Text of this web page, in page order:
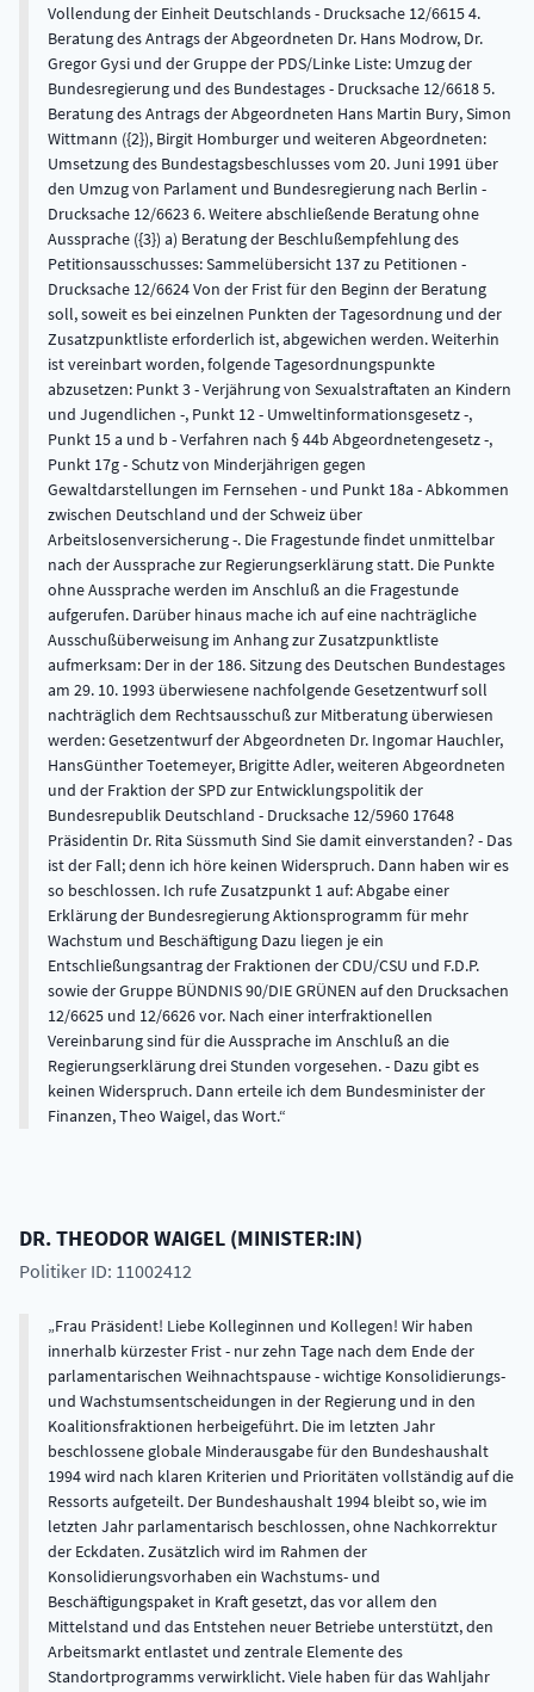
Vollendung der Einheit Deutschlands - Drucksache 12/6615 4.
Beratung des Antrags der Abgeordneten Dr. Hans Modrow, Dr.
Gregor Gysi und der Gruppe der PDS/Linke Liste: Umzug der
Bundesregierung und des Bundestages - Drucksache 12/6618 5.
Beratung des Antrags der Abgeordneten Hans Martin Bury, Simon
Wittmann ({2}), Birgit Homburger und weiteren Abgeordneten:
Umsetzung des Bundestagsbeschlusses vom 20. Juni 1991 über
den Umzug von Parlament und Bundesregierung nach Berlin -
Drucksache 12/6623 6. Weitere abschließende Beratung ohne
Aussprache ({3}) a) Beratung der Beschlußempfehlung des
Petitionsausschusses: Sammelübersicht 137 zu Petitionen -
Drucksache 12/6624 Von der Frist für den Beginn der Beratung
soll, soweit es bei einzelnen Punkten der Tagesordnung und der
Zusatzpunktliste erforderlich ist, abgewichen werden. Weiterhin
ist vereinbart worden, folgende Tagesordnungspunkte
abzusetzen: Punkt 3 - Verjährung von Sexualstraftaten an Kindern
und Jugendlichen -, Punkt 12 - Umweltinformationsgesetz -,
Punkt 15 a und b - Verfahren nach § 44b Abgeordnetengesetz -,
Punkt 17g - Schutz von Minderjährigen gegen
Gewaltdarstellungen im Fernsehen - und Punkt 18a - Abkommen
zwischen Deutschland und der Schweiz über
Arbeitslosenversicherung -. Die Fragestunde findet unmittelbar
nach der Aussprache zur Regierungserklärung statt. Die Punkte
ohne Aussprache werden im Anschluß an die Fragestunde
aufgerufen. Darüber hinaus mache ich auf eine nachträgliche
Ausschußüberweisung im Anhang zur Zusatzpunktliste
aufmerksam: Der in der 186. Sitzung des Deutschen Bundestages
am 29. 10. 1993 überwiesene nachfolgende Gesetzentwurf soll
nachträglich dem Rechtsausschuß zur Mitberatung überwiesen
werden: Gesetzentwurf der Abgeordneten Dr. Ingomar Hauchler,
HansGünther Toetemeyer, Brigitte Adler, weiteren Abgeordneten
und der Fraktion der SPD zur Entwicklungspolitik der
Bundesrepublik Deutschland - Drucksache 12/5960 17648
Präsidentin Dr. Rita Süssmuth Sind Sie damit einverstanden? - Das
ist der Fall; denn ich höre keinen Widerspruch. Dann haben wir es
so beschlossen. Ich rufe Zusatzpunkt 1 auf: Abgabe einer
Erklärung der Bundesregierung Aktionsprogramm für mehr
Wachstum und Beschäftigung Dazu liegen je ein
Entschließungsantrag der Fraktionen der CDU/CSU und F.D.P.
sowie der Gruppe BÜNDNIS 90/DIE GRÜNEN auf den Drucksachen
12/6625 und 12/6626 vor. Nach einer interfraktionellen
Vereinbarung sind für die Aussprache im Anschluß an die
Regierungserklärung drei Stunden vorgesehen. - Dazu gibt es
keinen Widerspruch. Dann erteile ich dem Bundesminister der
Finanzen, Theo Waigel, das Wort.
DR.THEODORWAIGEL (MINISTER:IN)
Politiker ID: 11002412
Frau Präsident! Liebe Kolleginnen und Kollegen! Wir haben innerhalb kürzester Frist - nur zehn Tage nach dem Ende der parlamentarischen Weihnachtspause - wichtige Konsolidierungs- und Wachstumsentscheidungen in der Regierung und in den Koalitionsfraktionen herbeigeführt. Die im letzten Jahr beschlossene globale Minderausgabe für den Bundeshaushalt 1994 wird nach klaren Kriterien und Prioritäten vollständig auf die Ressorts aufgeteilt. Der Bundeshaushalt 1994 bleibt so, wie im letzten Jahr parlamentarisch beschlossen, ohne Nachkorrektur der Eckdaten. Zusätzlich wird im Rahmen der Konsolidierungsvorhaben ein Wachstums- und Beschäftigungspaket in Kraft gesetzt, das vor allem den Mittelstand und das Entstehen neuer Betriebe unterstützt, den Arbeitsmarkt entlastet und zentrale Elemente des Standortprogramms verwirklicht. Viele haben für das Wahljahr 1994 Stillstand und Lähmung in der Politik prophezeit. Das akzeptieren wir nicht. Wir stellen uns auch in diesem Jahr jeder Aufgabe, weil wir die Verantwortung für Deutschland tragen wollen und auch tragen werden. ({0}) Weil wir Verantwortung für die Zukunft tragen, enthalten die jüngsten Beschlüsse keinerlei Wahlgeschenke und kein Nachgeben bei den Konsolidierungsanstrengungen. ({1}) Was wir jetzt zusätzlich für Wachstum und Beschäftigung unternehmen, ist in der Vorsorge für die Zukunft kein haushaltsbelastendes Strohfeuerprogramm. Es geht vielmehr um wichtige Wachstumsinitiativen, die auch für die kommenden Jahre Bestand und Wirkung haben werden. Konsolidierung und Wachstumsförderung gehören untrennbar zusammen. Bei dieser Aufgabe gibt es keine Arbeitsteilung, sondern nur ein Miteinander des Wirtschafts- und Finanzressorts. Das Aktionsprogramm für Wachstum und Beschäftigung haben wir gemeinsam aufgestellt, und wir werden es gemeinsam verwirklichen. Ein Schwerpunkt unseres Programms ist die zusätzliche Unterstützung für den Mittelstand und für diejenigen, die bereit sind, Risiken zu tragen und Innovationen am Markt durchzusetzen. Zu diesem Zweck verwirklichen wir eine Vielzahl von Maßnahmen. Um im Bereich der Innovationsförderung mittelständischer Unternehmen zusätzliche Investitionen anzustoßen, wird die Kreditanstalt für Wiederaufbau ein neues Programm zur Förderung risikoreicher innovativer Unternehmensgründungen sowie zur Förderung von Forschung, Entwicklung und Innovation für ausgewählte Förderbereiche auflegen. Damit können wir in drei bis vier Jahren innovative Projekte von insgesamt einigen Milliarden DM anstoßen. Darüber hinaus werden die Fördermöglichkeiten bestehender ERP-Programme zur verstärkten Berücksichtigung des industriellen Mittelstandes und in den neuen Bundesländern zur Lösung von Liquiditätsproblemen bei Betrieben verbessert. ({2}) Dabei geht es um eine Aufstockung des Finanzierungsanteils, und in den jungen Ländern wird es großzügigere Abgrenzungen für die Förderung geben. Ein weiterer Bestandteil unseres Aktionsprogramms sind die Maßnahmen zur Verbesserung und Erweiterung des arbeitsmarktpolitischen Instrumentariums. Vorübergehend wollen wir zusätzliche Sonderbeschäftigungsverhältnisse ermöglichen. Die Arbeitsförderung nach § 249h AFG, d. h. die Umwandlung von Lohnersatzleistungen in Lohnkostenzuschüsse, wird künftig - zeitlich befristet - auch in westdeutschen Regionen möglich sein, die von strukturellen Krisen besonders betroffen sind. ({3}) Die weiteren zur Flexibilisierung des Arbeitsmarktes und zur Deregulierung vorgesehenen Maßnahmen, wie beispielsweise die Zulassung privater Arbeitsvermittlung und die Verlängerung des Beschäftigungsförderungsgesetzes über 1995 hinaus, werden die Wachstumskräfte in Deutschland auch langfristig verbessern. ({4}) - Aber natürlich glaube ich das. Sie haben doch den Zwischenruf gemacht, ohne eine Sekunde nachzudenken. Das sehe ich doch Ihrem trüben Morgenblick an. ({5}) Nehmen Sie sich einmal ein Beispiel am Kanzler, wie frisch der um 9 Uhr in der Frühe schon ist! ({6}) Wir werden die Privatisierungspolitik konsequent fortsetzen. Damit auch Länder und Gemeinden ihre Privatisierungspotentiale stärker ausschöpfen, werden wir eine entsprechende Änderung des HaushaltsBundesminister Dr. Theodor Waigel grundsätzegesetzes vorschlagen, die diese zur Suche nach privatwirtschaftlichen Lösungen bei der Wahrnehmung öffentlicher Aufgaben verpflichtet. Am Anfang unseres Aktionsprogramms für mehr Wachstum und Beschäftigung steht bewußt die Konsolidierung der öffentlichen Haushalte; denn sie fördert über niedrigere Zinsen, mehr Preisstabilität und die Begrenzung der Steuer- und Abgabenlast Wachstum und Beschäftigung. Jeder Prozentpunkt weniger bei den Darlehenszinsen verschafft den Unternehmen zusätzliche Investitionsspielräume von 7 bis 8 Milliarden DM. Das ist für sich genommen ein größeres Fördervolumen, als wir es im Rahmen strikter Ausgabendisziplin als staatliche Maßnahme auch nur annähernd verantworten könnten. ({7}) Spekulationen über den Haushalt und Haushaltswirklichkeit erweisen sich wieder einmal als zwei Paar Schuhe. Das zeigte sich zuletzt wieder am gerade vorgelegten Haushaltsergebnis 1993. Ministerpräsident Oskar Lafontaine meinte noch am 17. Dezember letzten Jahres: „Der Bundeshaushalt 1993 muß sich natürlich um netto 70 Milliarden DM plus x verschulden." Herr Kollege Helmut Wieczorek war im Mai letzten Jahres noch kühner, als er behauptete: „Ich sage Ihnen, daß es 80 Milliarden DM sein werden, und Sie können mich darauf festnageln." ({8}) Lieber Herr Wieczorek, wenn ich jetzt Hammer und Nägel mitgebracht hätte, dann wären Sie in einer ganz miserablen Situation. ({9}) Der Bundeshaushalt 1993 schließt mit einer Nettokreditaufnahme von exakt 67,1 Milliarden DM ab, ({10}) 13 Milliarden DM unter Ihrer Schätzung und sogar noch 500 Millionen DM unter unserer eigenen Planung. Das ist die Wirklichkeit. ({11}) Herr Wieczorek, Sie sollten bei dieser Debatte wirklich nichts mehr sagen. ({12}) - Ich wäre an Ihrer Stelle vorsichtig. Es kann ja sein, daß wir so großzügig sind, auf Ihre Ankündigung zu verzichten. Aber in bezug auf das, was Frau Matthäus-Maier zu dieser Fehlplanung sagt, wird auf Sie in der Fraktion noch einiges zukommen. ({13}) Es ist schon ein Stück aus dem Tollhaus - ({14}) - Wenn das das einzige ist, was Sie in diesem Punkt, statt sich zu schämen, zum Ausdruck bringen, dann hätte ich schon noch mehr erwartet. - Es ist schon ein starkes Stück, wenn Ministerpräsident Scharping kurz nach der Vorlage dieses Ergebnisses über angebliche Bilanzfälschungen im Bundeshaushalt schwadroniert. Ich würde gerne einmal wissen, welches Unternehmen seine Finanzplanung auch nur annähernd so genau einhält wie zuletzt die Bundesregierung. ({15}) Mich würde auch interessieren, wie der Ministerpräsident von Rheinland-Pfalz seine Haushaltsbilanz ausgleichen würde, wenn der Bund ihm im nächsten Jahr nicht Übergangs-Bundesergänzungszuweisungen in Höhe von 451 Millionen DM und Sonderbedarfs-Bundesergänzungszuweisungen für die Kosten der politischen Führung in Höhe von 219 Millionen DM überweisen würde. ({16}) - Als die politische Führung in Rheinland-Pfalz mit wesentlich weniger Kosten noch von Oggersheim stärker gestaltet wurde, war das für das Land sehr viel segensreicher als jetzt. Das will ich nur einmal dazusagen. ({17}) Denn es hat mit finanzpolitischem Durchblick wenig zu tun, wenn Herr Scharping kürzlich in einem Interview, nur wenige Sätze voneinander getrennt, einmal die angeblich unverantwortliche Verschuldungspolitik des Bundes geißelt und kurz danach eine zusätzliche Milliardenanleihe zur Finanzierung staatlicher Aufgaben fordert. Dieser Mann hat von Finanzpolitik keine Ahnung. ({18}) Das Gerede über Luftbuchungen und Fehlplanungen muß endlich aufhören, nachdem es uns gelungen ist, über 8 Milliarden DM an arbeitsmarktbedingten Mehraufwendungen im Haushalt und Mindereinnahmen beim Zinsabschlag auszugleichen und trotz aller widrigen Umstände die Finanzdaten zu halten, die wir angenommen hatten. Übrigens geht der Zinsabschlag auf eine Entscheidung des Bundesverfassungsgerichts zurück. Ich wäre dankbar, wenn das auch in der Publizistik noch stärker Berücksichtigung fände. ({19}) Vorsorglich weise ich gleich alle Versuche zurück, das Haushaltsergebnis 1993 als glücklichen Zufall und Einmaltreffer abzuwerten. Wir haben schon in den Jahren 1990 bis 1992 Haushaltsminderausgaben von insgesamt 30 Milliarden DM erreicht. Im internationalen Vergleich hat die OECD vor einiger Zeit nachgewiesen, daß Deutschland trotz der fast urkalkulierbaren Wiedervereinigungslasten unter den sieben großen Industrieländern das einzige gewesen ist, das seine Haushaltsziele in den 90er Jahren immer erreicht und sogar übertroffen hat. Die Konsolidierung geht 1994 uneingeschränkt weiter. Wir erreichen in diesem Jahr unter Berücksichtigung der jüngsten Sparentscheidungen ein Gesamtvolumen an Ausgabenentlastung des Bundes von 70 Milliarden DM. Was wir 1994 ins Defizit buchen müssen, sind Konjunktureffekte von rund 30 Milliarden DM und ein Teil der einigungsbedingten Zusatzlasten. Anders gewendet: Ohne die Wiedervereinigungseffekte hätten wir heute bei gleichen Sparanstrengungen nahezu einen ausgeglichenen Haushalt, und das trotz der ungünstigen Spätwirkungen der jüngsten Konjunkturschwäche. Auf der Basis der Punktlandung beim Haushaltsergebnis 1993 kann der Bundeshaushalt 1994 verwirklicht werden. Alles Gerede über die angeblich notwendige Anpassung durch Nachtragshaushalte oder Haushaltsstrukturgesetze ist ohne Grundlage. Die Haushaltsplanung 1994 beruht auf gesamtwirtschaftlichen Prognosen, die ziemlich genau in der Mitte zwischen den optimistischeren Prognosen der Wirtschaftsforschungsinstitute und der etwas pessimistischeren Erwartung des Sachverständigenrates liegt. Die Steuereinnahmen des vergangenen Jahres waren besser, als es die Steuerschätzung im November 1993 erwarten ließ. Wir werden gründlich prüfen, ob dieses bereits auf eine anspringende Konjunktur zurückzuführen ist. Die jüngste Konjunktureinschätzung für den Jahreswirtschaftsbericht b